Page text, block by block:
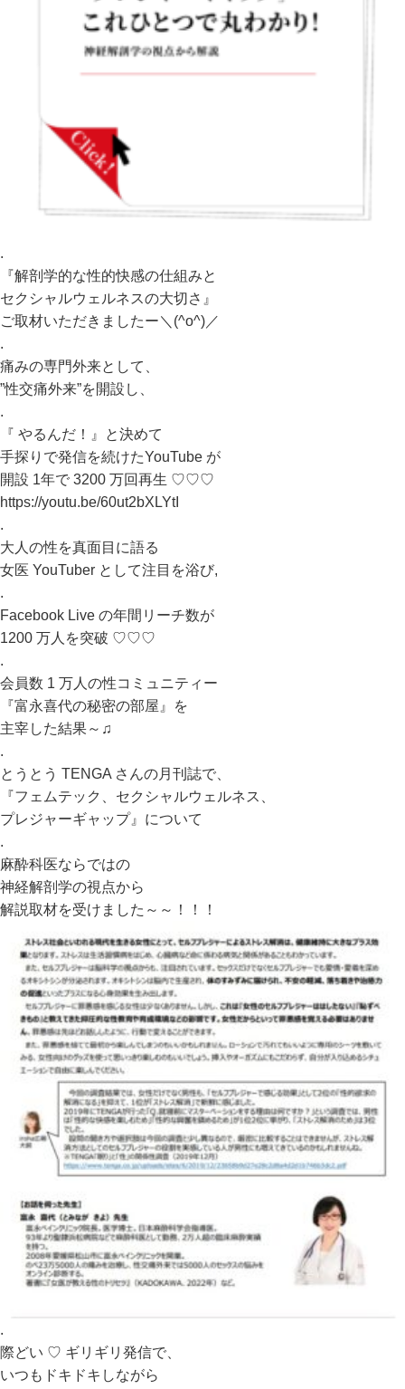
.
『解剖学的な性的快感の仕組みと
セクシャルウェルネスの大切さ』
ご取材いただきましたー＼(^o^)／
.
痛みの専門外来として、
”性交痛外来”を開設し、
.
『 やるんだ！』と決めて
手探りで発信を続けたYouTube が
開設 1年で 3200 万回再生 ♡♡♡
https://youtu.be/60ut2bXLYtI
.
大人の性を真面目に語る
女医 YouTuber として注目を浴び,
.
Facebook Live の年間リーチ数が
1200 万人を突破 ♡♡♡
.
会員数 1 万人の性コミュニティー
『富永喜代の秘密の部屋』を
主宰した結果～♫
.
とうとう TENGA さんの月刊誌で、
『フェムテック、セクシャルウェルネス、
プレジャーギャップ』について
.
麻酔科医ならではの
神経解剖学の視点から
解説取材を受けました～～！！！
.
際どい ♡ ギリギリ発信で、
いつもドキドキしながら